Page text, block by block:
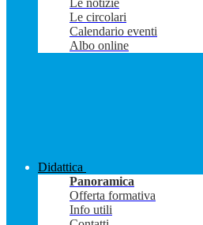
Le notizie
Le circolari
Calendario eventi
Albo online
Didattica
Panoramica
Offerta formativa
Info utili